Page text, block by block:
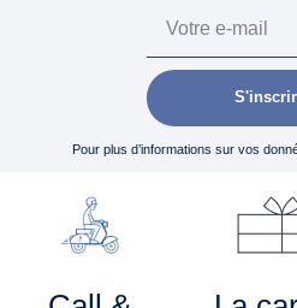
Pour plus d’informations sur vos